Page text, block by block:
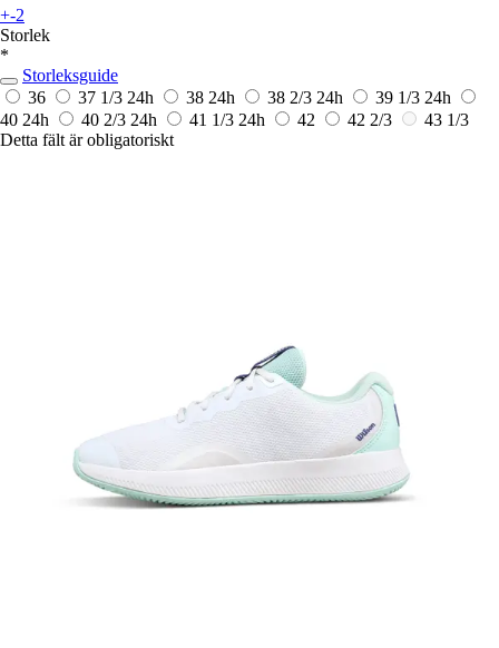
+-2
Storlek
*
Storleksguide
36
37 1/3 24h 38 24h 38 2/3 24h 39 1/3 24h
40 24h 40 2/3 24h 41 1/3 24h 42 42 2/3
43 1/3
Detta fält är obligatoriskt